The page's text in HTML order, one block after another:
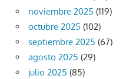
noviembre 2025 (119)
octubre 2025 (102)
septiembre 2025 (67)
agosto 2025 (29)
julio 2025 (85)